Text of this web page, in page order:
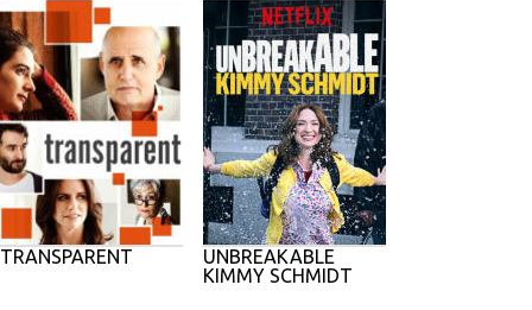
TRANSPARENT
UNBREAKABLE
KIMMY SCHMIDT